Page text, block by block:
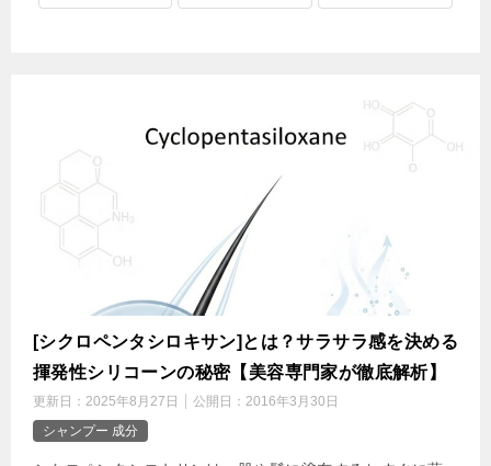
[シクロペンタシロキサン]とは？サラサラ感を決める
揮発性シリコーンの秘密【美容専門家が徹底解析】
更新日： 2025年8月27日 公開日： 2016年3月30日
シャンプー 成分